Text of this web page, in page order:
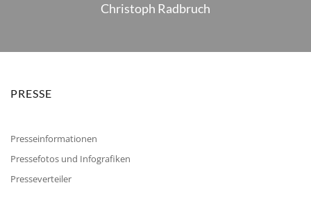
Christoph Radbruch
PRESSE
Presseinformationen
Pressefotos und Infografiken
Presseverteiler